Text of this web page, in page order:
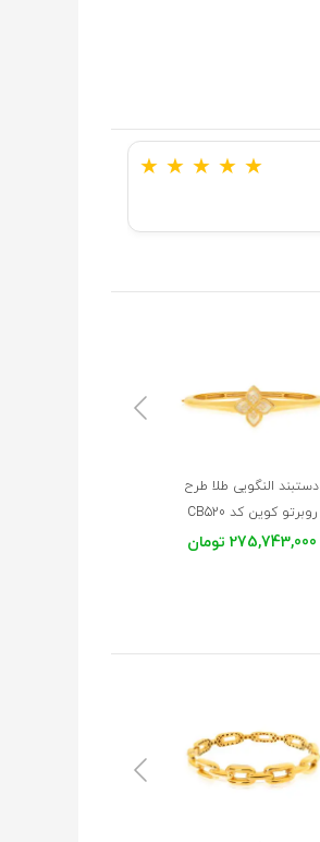
★ ★ ★ ★ ★
دستبند النگویی طلا طرح
روبرتو کوین کد CB520
275,743,000 تومان